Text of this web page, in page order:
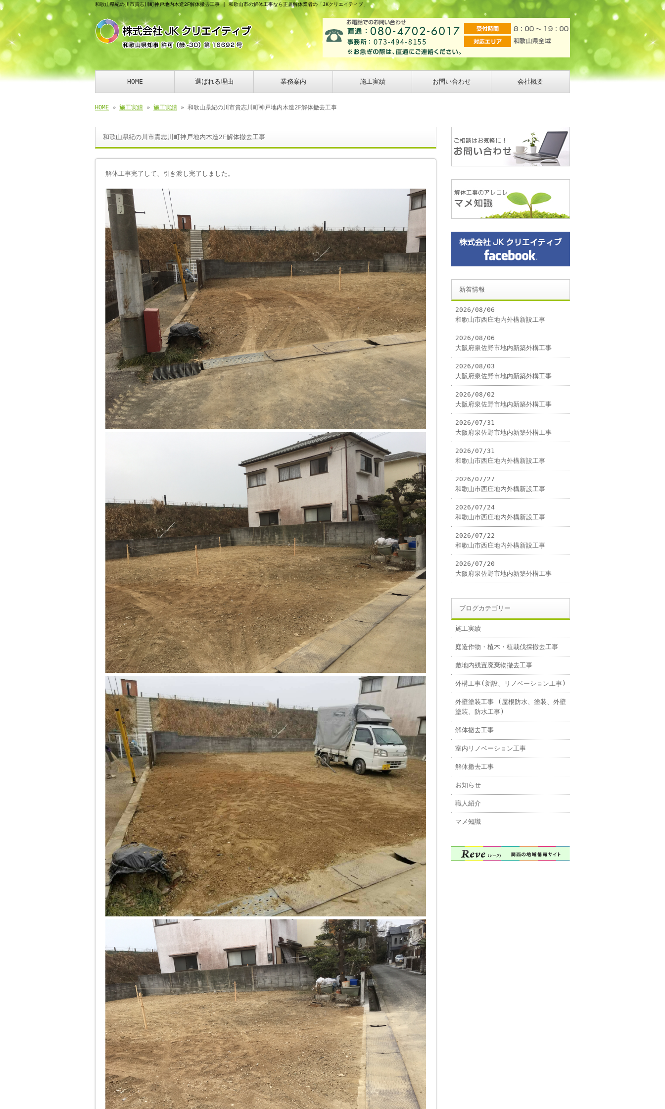
和歌山県紀の川市貴志川町神戸地内木造2F解体撤去工事 | 和歌山市の解体工事なら正規解体業者の「JKクリエイティブ」
HOME 選ばれる理由 業務案内 施工実績 お問い合わせ 会社概要
HOME » 施工実績 » 施工実績 » 和歌山県紀の川市貴志川町神戸地内木造2F解体撤去工事
和歌山県紀の川市貴志川町神戸地内木造2F解体撤去工事
解体工事完了して、引き渡し完了しました。
新着情報
2026/08/06
和歌山市西庄地内外構新設工事
2026/08/06
大阪府泉佐野市地内新築外構工事
2026/08/03
大阪府泉佐野市地内新築外構工事
2026/08/02
大阪府泉佐野市地内新築外構工事
2026/07/31
大阪府泉佐野市地内新築外構工事
2026/07/31
和歌山市西庄地内外構新設工事
2026/07/27
和歌山市西庄地内外構新設工事
2026/07/24
和歌山市西庄地内外構新設工事
2026/07/22
和歌山市西庄地内外構新設工事
2026/07/20
大阪府泉佐野市地内新築外構工事
ブログカテゴリー
施工実績
庭造作物・植木・植栽伐採撤去工事
敷地内残置廃棄物撤去工事
外構工事(新設、リノベーション工事)
外壁塗装工事 (屋根防水、塗装、外壁
塗装、防水工事)
解体撤去工事
室内リノベーション工事
解体撤去工事
お知らせ
職人紹介
マメ知識